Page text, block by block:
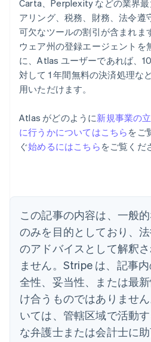
Carta、Perplexity などの業界
アリング、税務、財務、法令遵
可欠なツールの割引が含まれま
ウェア州の登録エージェントを
に、Atlas ユーザーであれば、
対して 1 年間無料の決済処理な
用いただけます。
Atlas がどのように新規事業の
に行うかについてはこちら をご
ぐ始めるにはこちら をご覧くだ
この記事の内容は、一般
のみを目的としており、
のアドバイスとして解釈
ません。Stripe は、記事
全性、妥当性、または最
け合うものではありませ
いては、管轄区域で活動
な弁護士または会計士に
アイルランド
アメリカ
EnglishEspañol简体中文
アラブ首長国連邦
インド
English
エストニア
English
オーストラリア
オーストリア
DeutschEnglish
オランダ
Nederlands English
カナダ